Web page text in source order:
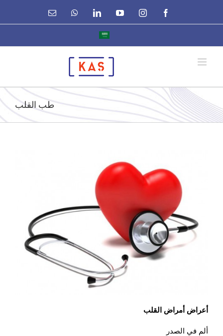
content
Facebook
Instagram
YouTube
LinkedIn
WhatsApp
Email
طب القلب
أعراض أمراض القلب
ألم في الصدر